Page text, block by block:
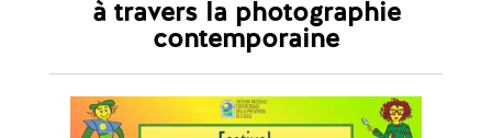
à travers la photographie
contemporaine